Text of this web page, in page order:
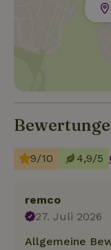
9/10 4,9/5
remco
27. Juli 2026
Allgemeine